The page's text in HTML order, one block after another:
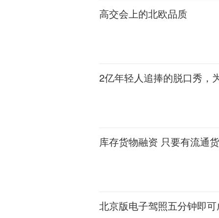
高交会上的北欧品质
2亿年轻人追捧的脱口秀，
库存货物融资 只要有流通
北京版电子驾照五分钟即